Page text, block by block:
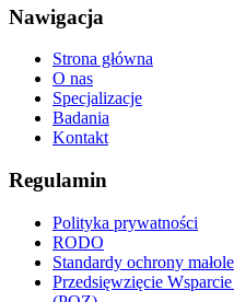
Nawigacja
Strona główna
O nas
Specjalizacje
Badania
Kontakt
Regulamin
Polityka prywatności
RODO
Standardy ochrony
Przedsięwzięcie